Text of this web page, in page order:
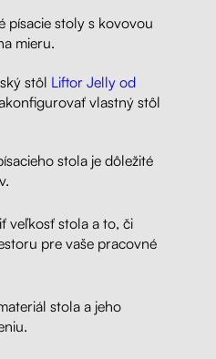
písacie stoly s kovovou
mieru.
stôl Liftor Jelly od
vlastný stôl
stola je dôležité
veľkosť stola a to, či
pre vaše pracovné
stola a jeho